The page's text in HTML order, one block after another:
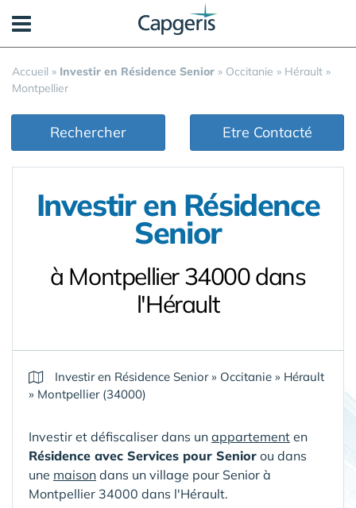
Accueil » Investir en Résidence Senior » Occitanie » Hérault »
Montpellier
Rechercher Etre Contacté
Investir en Résidence
Senior
à Montpellier 34000 dans
l'Hérault
Investir en Résidence Senior» Occitanie » Hérault
» Montpellier (34000)
Investir et défiscaliser dans un appartement en
Résidence avec Services pour Senior ou dans
une maison dans un village pour Senior à
Montpellier 34000 dans l'Hérault.